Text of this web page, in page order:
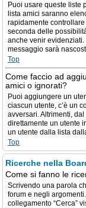
Puoi usare queste liste
lista amici saranno
rapidamente
seconda delle
anche venir
messaggio sarà
Top
Come faccio ad
amici o ignorati?
Puoi aggiungere un
ciascun utente, c’è un
avversari. Altrimenti,
direttamente un utente
un utente dalla lista
Top
Ricerche nella
Come si fanno le
Scrivendo una parola
forum e negli
collegamento “Cerca”